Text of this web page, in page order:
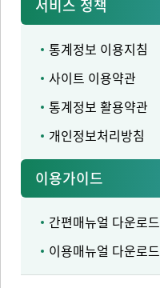
서비스 정책
통계정보 이용지침
사이트 이용약관
통계정보 활용약관
개인정보처리방침
이용가이드
간편매뉴얼 다운로드
이용매뉴얼 다운로드